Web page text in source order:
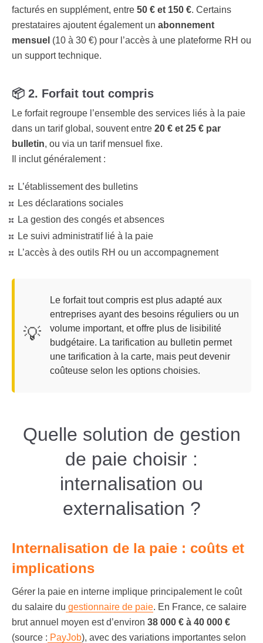
facturés en supplément, entre 50 € et 150 €. Certains
prestataires ajoutent également un abonnement
mensuel (10 à 30 €) pour l’accès à une plateforme RH ou
un support technique.
📦 2. Forfait tout compris
Le forfait regroupe l’ensemble des services liés à la paie
dans un tarif global, souvent entre 20 € et 25 € par
bulletin, ou via un tarif mensuel fixe.
Il inclut généralement :
L’établissement des bulletins
Les déclarations sociales
La gestion des congés et absences
Le suivi administratif lié à la paie
L’accès à des outils RH ou un accompagnement
💡
Le forfait tout compris est plus adapté aux
entreprises ayant des besoins réguliers ou un
volume important, et offre plus de lisibilité
budgétaire. La tarification au bulletin permet
une tarification à la carte, mais peut devenir
coûteuse selon les options choisies.
Quelle solution de gestion
de paie choisir :
internalisation ou
externalisation ?
Internalisation de la paie : coûts et
implications
Gérer la paie en interne implique principalement le coût
du salaire du gestionnaire de paie. En France, ce salaire
brut annuel moyen est d’environ 38 000 € à 40 000 €
(source : PayJob), avec des variations importantes selon